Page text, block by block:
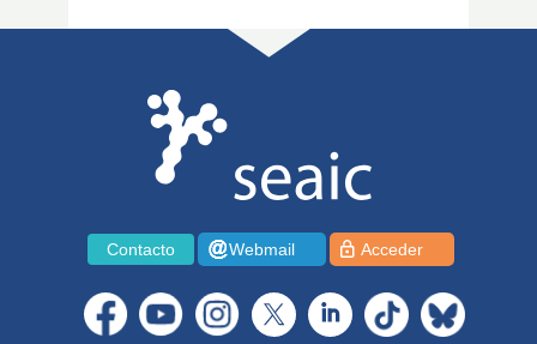
Contacto Webmail Acceder